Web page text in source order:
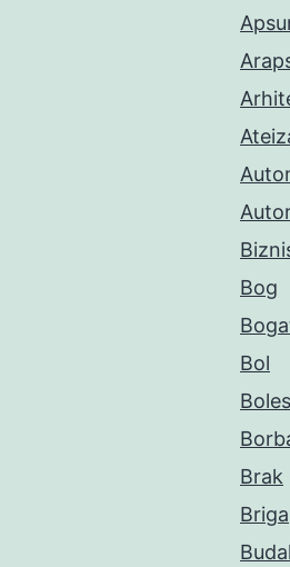
Bog
Bol
Brak
Briga